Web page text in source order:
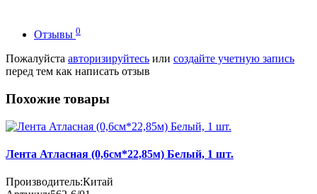
Отзывы 0
Пожалуйста авторизируйтесь или создайте учетную запись
перед тем как написать отзыв
Похожие товары
Лента Атласная (0,6см*22,85м) Белый, 1 шт.
Производитель:Китай